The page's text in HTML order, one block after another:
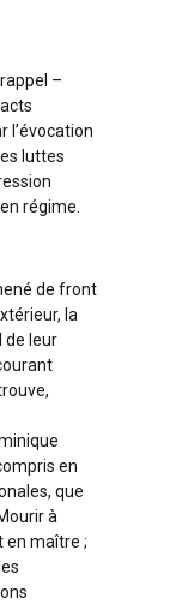
–
l’évocation
luttes
régime.
de front
la
de leur
en
que
à
en maître ;